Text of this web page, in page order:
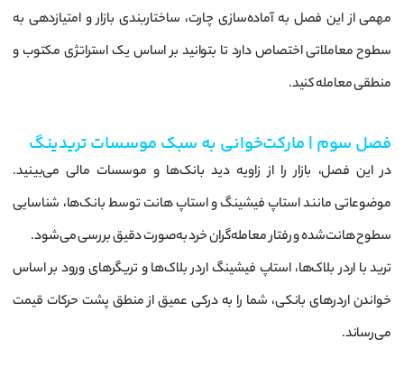
مهمی از این فصل به آماده‌سازی چارت، ساختاربندی بازار و امتیازدهی به
سطوح معاملاتی اختصاص دارد تا بتوانید بر اساس یک استراتژی مکتوب و
منطقی معامله کنید.
فصل سوم | مارکت‌خوانی به سبک موسسات تریدینگ
در این فصل، بازار را از زاویه دید بانک‌ها و موسسات مالی می‌بینید.
موضوعاتی مانند استاپ فیشینگ و استاپ هانت توسط بانک‌ها، شناسایی
سطوح هانت‌شده و رفتار معامله‌گران خرد به‌صورت دقیق بررسی می‌شود.
ترید با اردر بلاک‌ها، استاپ فیشینگ اردر بلاک‌ها و تریگرهای ورود بر اساس
خواندن اردرهای بانکی، شما را به درکی عمیق از منطق پشت حرکات قیمت
می‌رساند.